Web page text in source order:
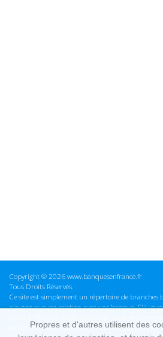
Copyright © 2026 www.banquesenfrance.fr
Tous Droits Réservés.
Ce site est simplement un répertoire de branches
n'avons aucune relation avec une banque. S'il
avant d'effectuer toute opération, nous ne
ou des omissions dans les informations que nous
Propres et d'autres utilisent des